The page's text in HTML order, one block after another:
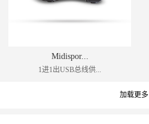
Midispor...
1进1出USB总线供...
加载更多